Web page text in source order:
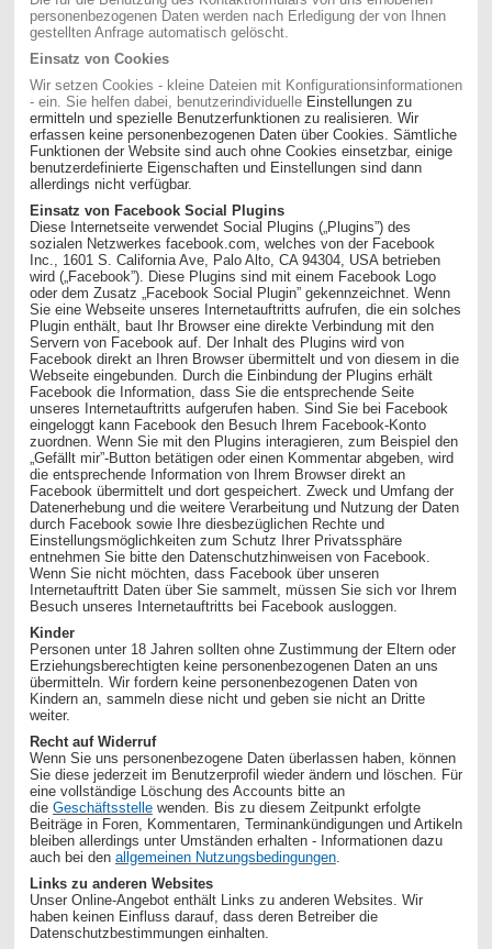
personenbezogenen Daten werden nach Erledigung der von Ihnen
gestellten Anfrage automatisch gelöscht.
Einsatz von Cookies
Wir setzen Cookies - kleine Dateien mit Konfigurationsinformationen
- ein. Sie helfen dabei, benutzerindividuelle Einstellungen zu
ermitteln und spezielle Benutzerfunktionen zu realisieren. Wir
erfassen keine personenbezogenen Daten über Cookies. Sämtliche
Funktionen der Website sind auch ohne Cookies einsetzbar, einige
benutzerdefinierte Eigenschaften und Einstellungen sind dann
allerdings nicht verfügbar.
Einsatz von Facebook Social Plugins
Diese Internetseite verwendet Social Plugins („Plugins”) des
sozialen Netzwerkes facebook.com, welches von der Facebook
Inc., 1601 S. California Ave, Palo Alto, CA 94304, USA betrieben
wird („Facebook”). Diese Plugins sind mit einem Facebook Logo
oder dem Zusatz „Facebook Social Plugin” gekennzeichnet. Wenn
Sie eine Webseite unseres Internetauftritts aufrufen, die ein solches
Plugin enthält, baut Ihr Browser eine direkte Verbindung mit den
Servern von Facebook auf. Der Inhalt des Plugins wird von
Facebook direkt an Ihren Browser übermittelt und von diesem in die
Webseite eingebunden. Durch die Einbindung der Plugins erhält
Facebook die Information, dass Sie die entsprechende Seite
unseres Internetauftritts aufgerufen haben. Sind Sie bei Facebook
eingeloggt kann Facebook den Besuch Ihrem Facebook-Konto
zuordnen. Wenn Sie mit den Plugins interagieren, zum Beispiel den
„Gefällt mir”-Button betätigen oder einen Kommentar abgeben, wird
die entsprechende Information von Ihrem Browser direkt an
Facebook übermittelt und dort gespeichert. Zweck und Umfang der
Datenerhebung und die weitere Verarbeitung und Nutzung der Daten
durch Facebook sowie Ihre diesbezüglichen Rechte und
Einstellungsmöglichkeiten zum Schutz Ihrer Privatssphäre
entnehmen Sie bitte den Datenschutzhinweisen von Facebook.
Wenn Sie nicht möchten, dass Facebook über unseren
Internetauftritt Daten über Sie sammelt, müssen Sie sich vor Ihrem
Besuch unseres Internetauftritts bei Facebook ausloggen.
Kinder
Personen unter 18 Jahren sollten ohne Zustimmung der Eltern oder
Erziehungsberechtigten keine personenbezogenen Daten an uns
übermitteln. Wir fordern keine personenbezogenen Daten von
Kindern an, sammeln diese nicht und geben sie nicht an Dritte
weiter.
Recht auf Widerruf
Wenn Sie uns personenbezogene Daten überlassen haben, können
Sie diese jederzeit im Benutzerprofil wieder ändern und löschen. Für
eine vollständige Löschung des Accounts bitte an
die Geschäftsstellewenden. Bis zu diesem Zeitpunkt erfolgte
Beiträge in Foren, Kommentaren, Terminankündigungen und Artikeln
bleiben allerdings unter Umständen erhalten - Informationen dazu
auch bei den allgemeinen Nutzungsbedingungen.
Links zu anderen Websites
Unser Online-Angebot enthält Links zu anderen Websites. Wir
haben keinen Einfluss darauf, dass deren Betreiber die
Datenschutzbestimmungen einhalten.